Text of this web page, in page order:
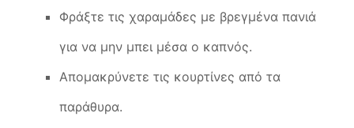
Φράξτε τις χαραμάδες με βρεγμένα πανιά
για να μην μπει μέσα ο καπνός.
Απομακρύνετε τις κουρτίνες από τα
παράθυρα.